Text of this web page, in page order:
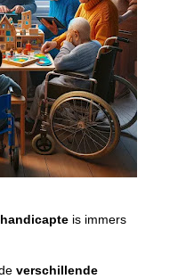
is immers
verschillende